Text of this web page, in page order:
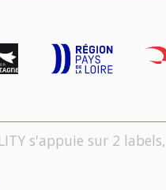
s'appuie sur 2